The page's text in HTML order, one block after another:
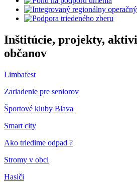
Inštitúcie, projekty,
občanov
Limbafest
Zariadenie pre seniorov
Športové kluby Blava
Smart city
Ako triedime odpad ?
Stromy v obci
Hasiči